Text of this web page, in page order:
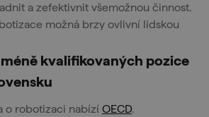
a zefektivnit všemožnou činnost.
možná brzy ovlivní lidskou
kvalifikovaných pozice
o robotizaci nabízí OECD.